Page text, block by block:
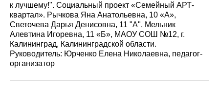
к лучшему!". Социальный проект «Семейный АРТ-
квартал». Рычкова Яна Анатольевна, 10 «А»,
Светочева Дарья Денисовна, 11 "А", Мельник
Алевтина Игоревна, 11 «Б», МАОУ СОШ №12, г.
Калининград, Калининградской области.
Руководитель: Юрченко Елена Николаевна, педагог-
организатор